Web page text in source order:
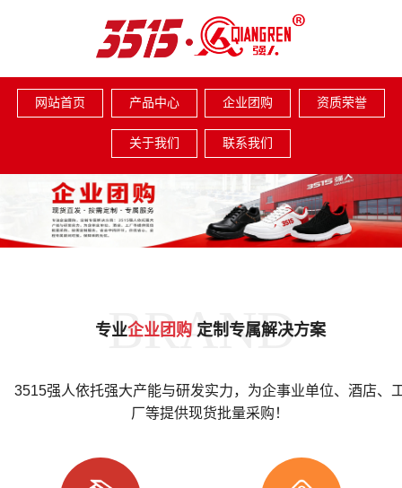
网站首页 产品中心 企业团购 资质荣誉
关于我们 联系我们
BRAND
专业企业团购定制专属解决方案
3515强人依托强大产能与研发实力，为企事业单位、酒店、
厂等提供现货批量采购！